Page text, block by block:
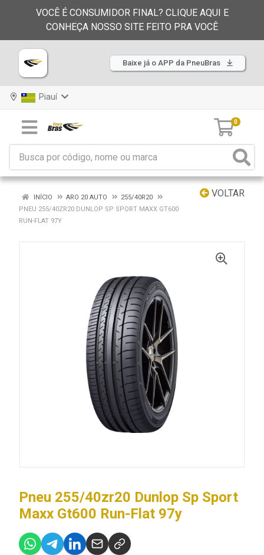
VOCÊ É CONSUMIDOR FINAL? CLIQUE AQUI E
CONHEÇA NOSSO SITE FEITO PRA VOCÊ
Baixe já o APP da PneuBras
Piauí
0
VOLTAR
INÍCIO ARO 20 AUTO
255/40R20
PNEU 255/40ZR20 DUNLOP SP SPORT MAXX GT600
RUN-FLAT 97Y
Pneu 255/40zr20 Dunlop Sp Sport
Maxx Gt600 Run-Flat 97y